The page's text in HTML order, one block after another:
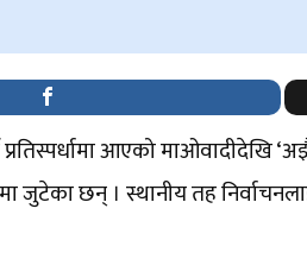
आएको माओवादीदेखि
जुटेका छन् । स्थानीय तह